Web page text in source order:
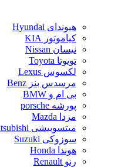
هیوندای Hyundai
کیاموتور KIA
نیسان Nissan
تویوتا Toyota
لکسوس Lexus
مرسدس بنز Benz
بی ام و BMW
پورشه porsche
مزدا Mazda
میتسوبیشی Mitsubishi
سوزوکی Suzuki
هوندا Honda
رنو Renault